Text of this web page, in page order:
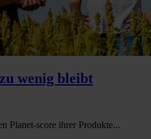
wenig bleibt
Planet-score ihrer Produkte...